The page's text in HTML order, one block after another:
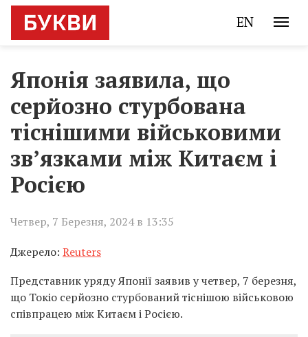
EN
Японія заявила, що
серйозно стурбована
тіснішими військовими
зв’язками між Китаєм і
Росією
Четвер, 7 Березня, 2024 в 13:35
Джерело: Reuters
Представник уряду Японії заявив у четвер, 7 березня,
що Токіо серйозно стурбований тіснішою військовою
співпрацею між Китаєм і Росією.